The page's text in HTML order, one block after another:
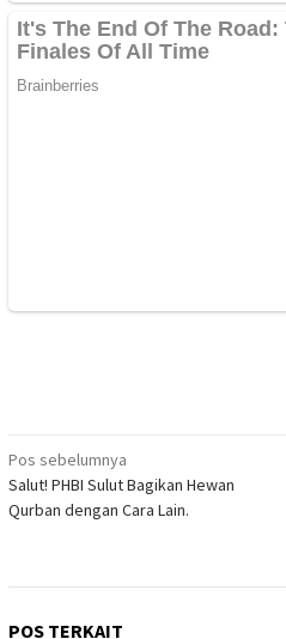
Navigasi
pos
Pos sebelumnya
Salut! PHBI Sulut Bagikan Hewan
Qurban dengan Cara Lain.
POS TERKAIT